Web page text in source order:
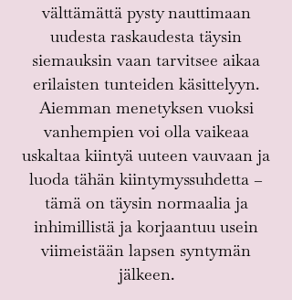
välttämättä pysty nauttimaan
uudesta raskaudesta täysin
siemauksin vaan tarvitsee aikaa
erilaisten tunteiden käsittelyyn.
Aiemman menetyksen vuoksi
vanhempien voi olla vaikeaa
uskaltaa kiintyä uuteen vauvaan ja
luoda tähän kiintymyssuhdetta –
tämä on täysin normaalia ja
inhimillistä ja korjaantuu usein
viimeistään lapsen syntymän
jälkeen.